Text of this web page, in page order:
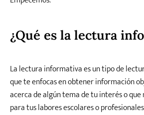
¿Qué es la lectura
La lectura informativa es un tipo de
que te enfocas en obtener información
acerca de algún tema de tu interés o
para tus labores escolares o